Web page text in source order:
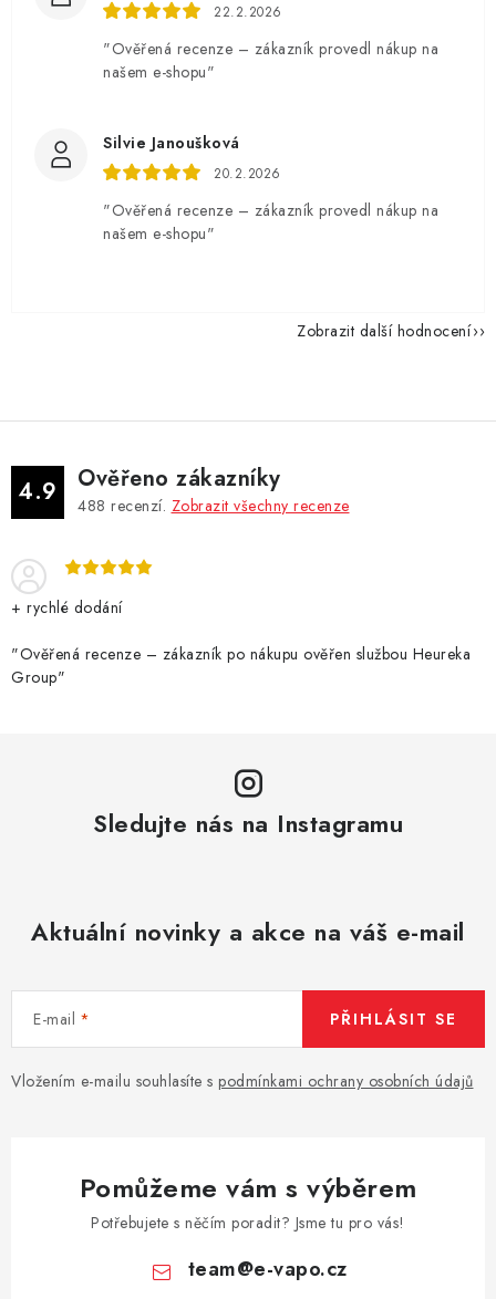
22.2.2026
"Ověřená recenze – zákazník provedl nákup na
našem e-shopu"
Silvie Janoušková
20.2.2026
"Ověřená recenze – zákazník provedl nákup na
našem e-shopu"
Zobrazit další hodnocení
4.9 Ověřeno zákazníky
488 recenzí. Zobrazit všechny recenze
+ rychlé dodání
"Ověřená recenze – zákazník po nákupu ověřen službou Heureka
Group"
Sledujte nás na Instagramu
Aktuální novinky a akce na váš e-mail
E-mail
Vložením e-mailu souhlasíte s podmínkami ochrany osobních údajů
PŘIHLÁSIT SE
Pomůžeme vám s výběrem
Potřebujete s něčím poradit? Jsme tu pro vás!
team@e-vapo.cz